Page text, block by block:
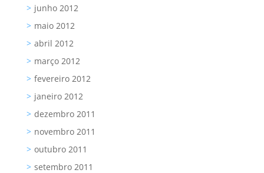
junho 2012
maio 2012
abril 2012
março 2012
fevereiro 2012
janeiro 2012
dezembro 2011
novembro 2011
outubro 2011
setembro 2011